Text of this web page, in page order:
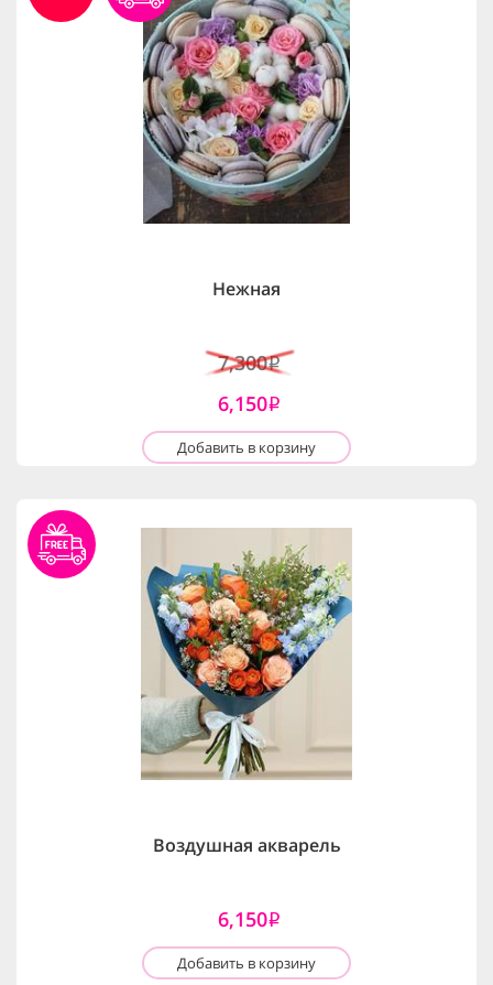
Нежная
7,300i
6,150i
Добавить в корзину
Воздушная акварель
6,150i
Добавить в корзину